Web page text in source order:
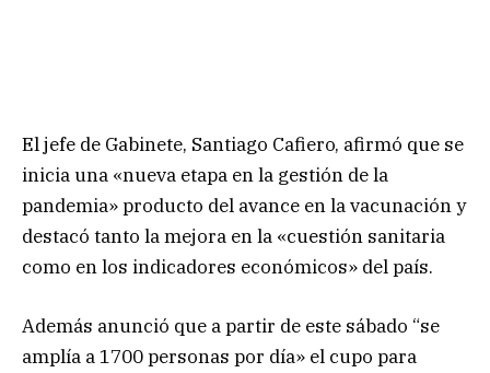
El jefe de Gabinete, Santiago Cafiero, afirmó que se
inicia una «nueva etapa en la gestión de la
pandemia» producto del avance en la vacunación y
destacó tanto la mejora en la «cuestión sanitaria
como en los indicadores económicos» del país.
Además anunció que a partir de este sábado “se
amplía a 1700 personas por día» el cupo para